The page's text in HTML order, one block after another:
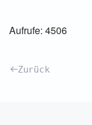
Aufrufe: 4506
Zurück